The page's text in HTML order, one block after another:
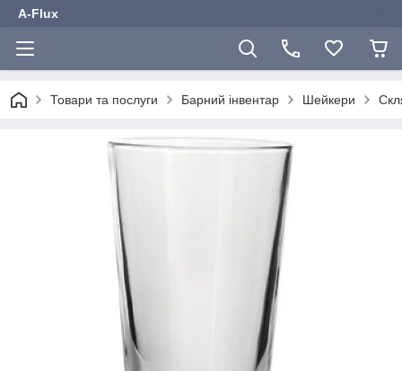
A-Flux
Товари та послуги Барний інвентар Шейкери